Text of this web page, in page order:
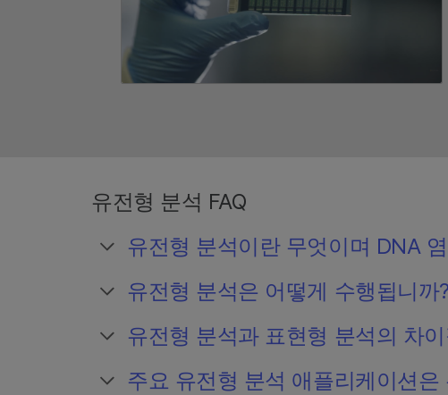
유전형 분석 FAQ
유전형 분석이란 무엇이며 DNA
유전형 분석은 어떻게 수행됩니까?
유전형 분석과 표현형 분석의 차
주요 유전형 분석 애플리케이션은